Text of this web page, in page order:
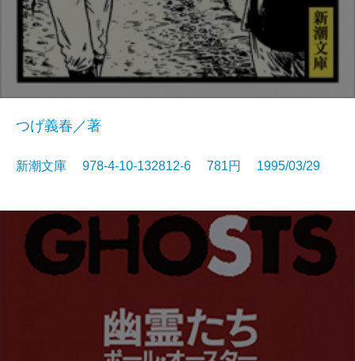
つげ義春／著
新潮文庫 978-4-10-132812-6 781円 1995/03/29